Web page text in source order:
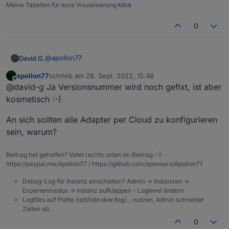
to many
cloud.0
2022-09-28 10:16:13.709 error Sending to many
2022-09-28 10:15:43.696 error Sending to many
2022-09-28 10:15:13.550 error Cloud says:
Meine Tabellen für eure Visualisierung klick
0
David G.@apollon77
Das mit der falschen Admin Version in der Ecke kann
ich bestätigen.
Wonach richtet es sich eigentlich, welche Adapter
nicht?
Offline
apollon77schrieb am 28. Sept. 2022, 15:48
zuletzt editiert von
@david-g Ja Versionsnummer wird noch gefixt, ist aber
kosmetisch :-)
An sich sollten alle Adapter per Cloud zu konfigurieren
sein, warum?
Beitrag hat geholfen? Votet rechts unten im Beitrag :-)
https://paypal.me/Apollon77 / https://github.com/sponsors/Apollon77
Debug-Log für Instanz einschalten? Admin -> Instanzen ->
Expertenmodus -> Instanz aufklappen - Loglevel ändern
Logfiles auf Platte /opt/iobroker/log/… nutzen, Admin schneidet
Zeilen ab
0